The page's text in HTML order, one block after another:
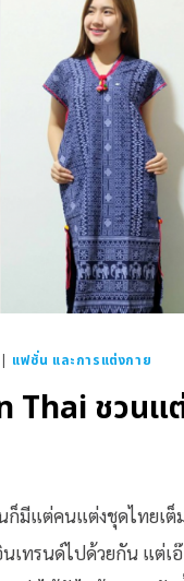
แฟชั่น และการแต่งกาย
Thai ชวนแ
มีแต่คนแต่งชุดไทยเต็
เทรนด์ไปด้วยกัน แต่เ